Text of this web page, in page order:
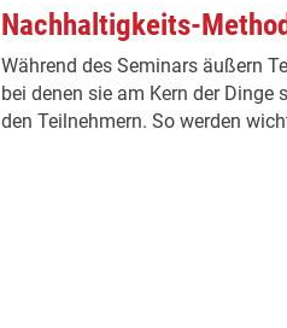
Nachhaltigkeits-
Während des Seminars äußern
bei denen sie am Kern der Dinge
den Teilnehmern. So werden